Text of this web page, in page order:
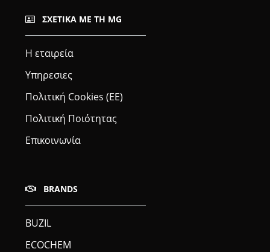
ΣΧΕΤΙΚΆ ΜΕ ΤΗ MG
Η εταιρεία
Υπηρεσιες
Πολιτική Cookies (ΕΕ)
Πολιτική Ποιότητας
Επικοινωνία
BRANDS
BUZIL
ECOCHEM